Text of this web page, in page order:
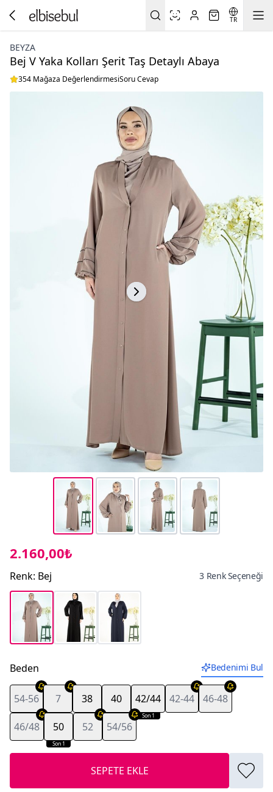
TR
BEYZA
Bej V Yaka Kolları Şerit Taş Detaylı Abaya
354 Mağaza DeğerlendirmesiSoru Cevap
2.160,00₺
Renk: Bej 3 Renk Seçeneği
Beden Bedenimi Bul
54-56 7 38
Son 1
40
Son 1
42/44 42-44 46-48
46/48
Son 1
50 52 54/56
SEPETE EKLE